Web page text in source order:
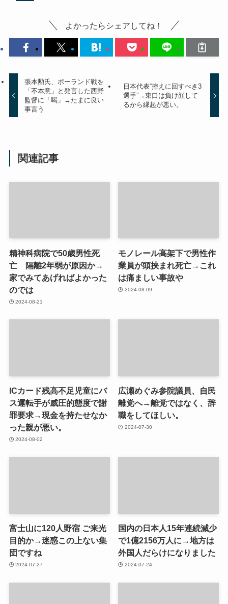
よかったらシェアしてね！
張本勲氏、ポーランド戦を
「不本意」と発言した西野
監督に「喝」→たまに良い
事言う
日本代表“控えに回すべき3
選手”→東口は負け顔して
るから縁起が悪い。
関連記事
精神科病院で50歳男性死
亡 隔離2年弱が原因か→
家でみてあげればよかった
のでは
2024-08-21
モノレール高架下で男性作
業員が頭挟まれ死亡→これ
は痛ましい事故や
2024-08-09
ICカード残高不足児童にバ
ス運転手が威圧的態度で謝
罪要求→現金を持たせなか
った親が悪い。
2024-08-02
広瀬めぐみ参院議員、自民
離党へ→離党ではなく、辞
職をしてほしい。
2024-07-30
富士山に120人野宿 ご来光
目的か→迷惑この上ない集
団ですね
2024-07-27
国内の日本人15年連続減少
で1億2156万人に→地方は
外国人だらけになりました
2024-07-24